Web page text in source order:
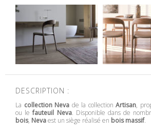
DESCRIPTION :
La collection Neva de la collectionArtisan,
ou lefauteuil Neva. Disponible dans de
bois, Nevaest un siège réalisé en bois massif.